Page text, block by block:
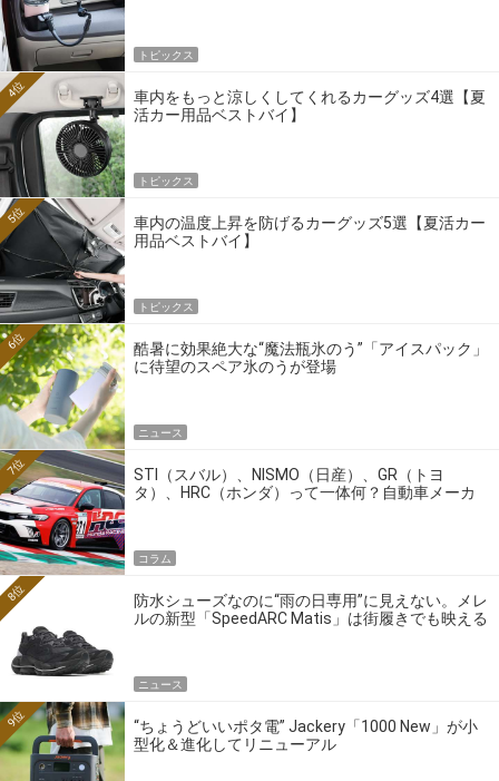
トピックス
車内をもっと涼しくしてくれるカーグッズ4選【夏
活カー用品ベストバイ】
4位
トピックス
車内の温度上昇を防げるカーグッズ5選【夏活カー
用品ベストバイ】
5位
トピックス
酷暑に効果絶大な“魔法瓶氷のう”「アイスパック」
に待望のスペア氷のうが登場
6位
ニュース
STI（スバル）、NISMO（日産）、GR（トヨ
タ）、HRC（ホンダ）って一体何？自動車メーカ
7位
コラム
防水シューズなのに“雨の日専用”に見えない。メレ
ルの新型「SpeedARC Matis」は街履きでも映える
8位
ニュース
“ちょうどいいポタ電” Jackery「1000 New」が小
型化＆進化してリニューアル
9位